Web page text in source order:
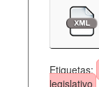
Etiquetas:
legislativo